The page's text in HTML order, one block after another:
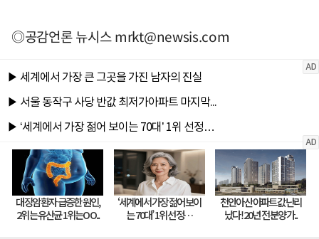
◎공감언론 뉴시스mrkt@newsis.com